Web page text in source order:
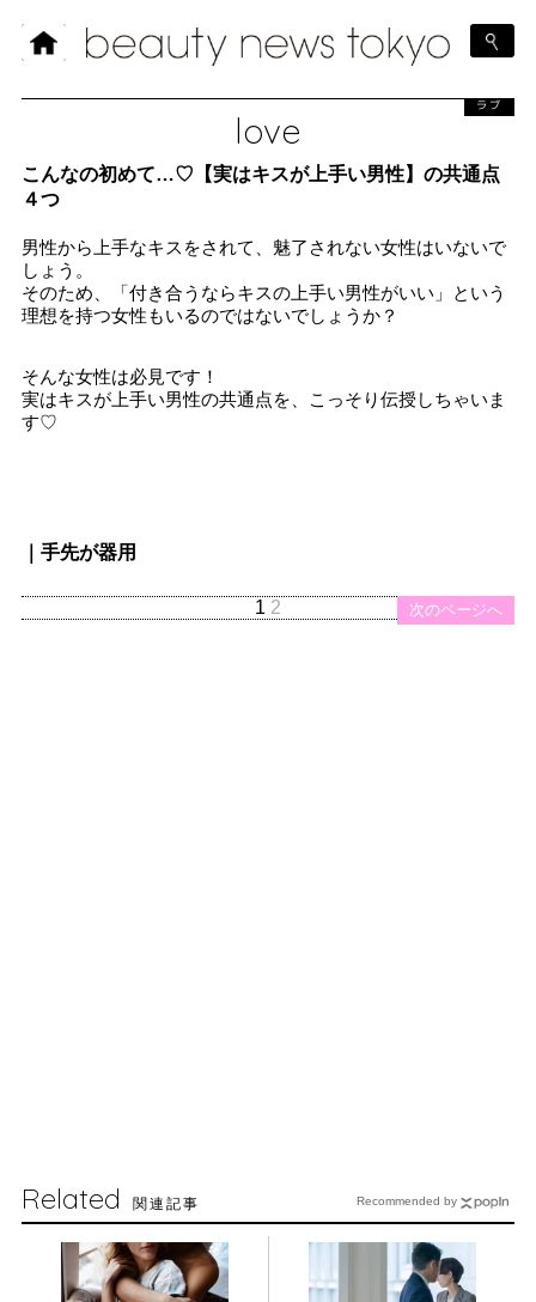
love
ラブ
こんなの初めて…♡【実はキスが上手い男性】の共通点
４つ
男性から上手なキスをされて、魅了されない女性はいないで
しょう。
そのため、「付き合うならキスの上手い男性がいい」という
理想を持つ女性もいるのではないでしょうか？
そんな女性は必見です！
実はキスが上手い男性の共通点を、こっそり伝授しちゃいま
す♡
｜手先が器用
次のページへ
1 2
Related 関連記事 Recommended by